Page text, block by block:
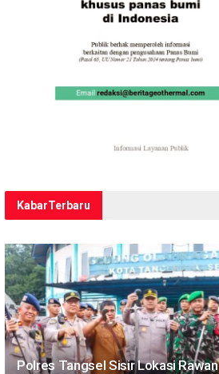
KabarTerbaru
Polres Tangsel Sisir Lokasi Rawan